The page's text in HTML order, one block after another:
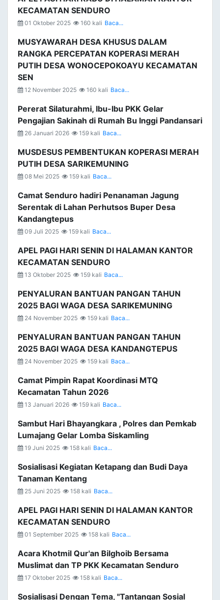
KECAMATAN SENDURO
01 Oktober 2025 160 kali Baca...
MUSYAWARAH DESA KHUSUS DALAM
RANGKA PERCEPATAN KOPERASI MERAH
PUTIH DESA WONOCEPOKOAYU KECAMATAN
SEN
12 November 2025 160 kali Baca...
Pererat Silaturahmi, Ibu-Ibu PKK Gelar
Pengajian Sakinah di Rumah Bu Inggi Pandansari
26 Januari 2026 159 kali Baca...
MUSDESUS PEMBENTUKAN KOPERASI MERAH
PUTIH DESA SARIKEMUNING
08 Mei 2025 159 kali Baca...
Camat Senduro hadiri Penanaman Jagung
Serentak di Lahan Perhutsos Buper Desa
Kandangtepus
09 Juli 2025 159 kali Baca...
APEL PAGI HARI SENIN DI HALAMAN KANTOR
KECAMATAN SENDURO
13 Oktober 2025 159 kali Baca...
PENYALURAN BANTUAN PANGAN TAHUN
2025 BAGI WAGA DESA SARIKEMUNING
24 November 2025 159 kali Baca...
PENYALURAN BANTUAN PANGAN TAHUN
2025 BAGI WAGA DESA KANDANGTEPUS
24 November 2025 159 kali Baca...
Camat Pimpin Rapat Koordinasi MTQ
Kecamatan Tahun 2026
13 Januari 2026 159 kali Baca...
Sambut Hari Bhayangkara , Polres dan Pemkab
Lumajang Gelar Lomba Siskamling
19 Juni 2025 158 kali Baca...
Sosialisasi Kegiatan Ketapang dan Budi Daya
Tanaman Kentang
25 Juni 2025 158 kali Baca...
APEL PAGI HARI SENIN DI HALAMAN KANTOR
KECAMATAN SENDURO
01 September 2025 158 kali Baca...
Acara Khotmil Qur'an Bilghoib Bersama
Muslimat dan TP PKK Kecamatan Senduro
17 Oktober 2025 158 kali Baca...
Sosialisasi Dengan Tema, "Tantangan Sosial